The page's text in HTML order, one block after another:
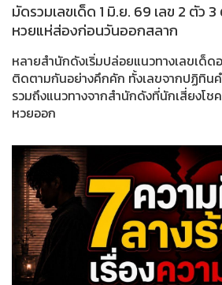
มัดรวมเลขเด็ด 1 มิ.ย. 69 เลข 2 ตัว
หวยแห่ส่องก่อนวันออกสลาก
หลายสำนักดังเริ่มปล่อยแนวทางเลขเด็ด
ติดตามกันอย่างคึกคัก ทั้งเลขจากปฏิทิน
รวมถึงแนวทางจากสำนักดังที่นักเสี่ยงโช
หวยออก